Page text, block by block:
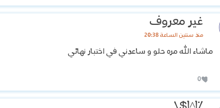
غير معروف
منذ سنتين الساعة 20:38
ماشاء الله مره حلو و ساعدني في اختبار نهائي
0